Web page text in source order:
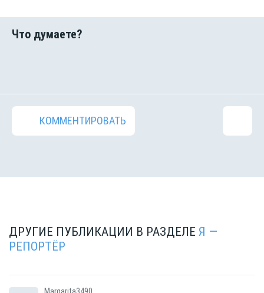
КОММЕНТИРОВАТЬ
ДРУГИЕ ПУБЛИКАЦИИ В РАЗДЕЛЕ Я —
РЕПОРТЁР